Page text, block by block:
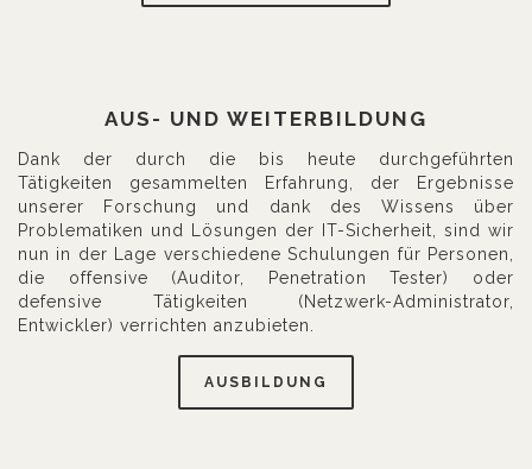
AUS- UND WEITERBILDUNG
Dank der durch die bis heute durchgeführten
Tätigkeiten gesammelten Erfahrung, der Ergebnisse
unserer Forschung und dank des Wissens über
Problematiken und Lösungen der IT-Sicherheit, sind wir
nun in der Lage verschiedene Schulungen für Personen,
die offensive (Auditor, Penetration Tester) oder
defensive Tätigkeiten (Netzwerk-Administrator,
Entwickler) verrichten anzubieten.
AUSBILDUNG